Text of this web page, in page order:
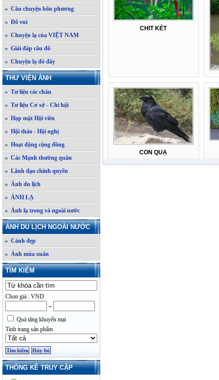
» Câu chuyện bốn phương
» Đố vui
» Chuyện lạ của VIỆT NAM
» Giải đáp câu đố
» Chuyện lạ đó đây
THƯ VIỆN ẢNH
» Tư liệu các cháu
» Tư liệu Cơ sở - Chi hội
» Họp mặt Hội viên
» Hội thảo - Hội nghị
» Hoạt động cộng đồng
» Các Mạnh thường quân
» Lãnh đạo chính quyền
» Ảnh du lịch
» ẢNH LẠ
» Ảnh lạ trong và ngoài nước
ẢNH DU LỊCH NGOÀI NƯỚC
» Cảnh đẹp
» Ảnh mùa xuân
TÌM KIẾM
Chọn giá : VND
-
Quà tặng khuyến mại
Tình trạng sản phẩm
THỐNG KÊ TRUY CẬP
CHIT KÉT
CON QUẠ